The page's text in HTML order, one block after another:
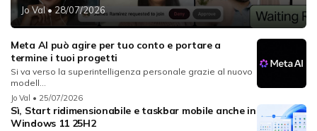
Jo Val• 28/07/2026
Meta AI può agire per tuo conto e portare a
termine i tuoi progetti
Si va verso la superintelligenza personale grazie al nuovo
modell...
Jo Val • 25/07/2026
Sì, Start ridimensionabile e taskbar mobile anche in
Windows 11 25H2